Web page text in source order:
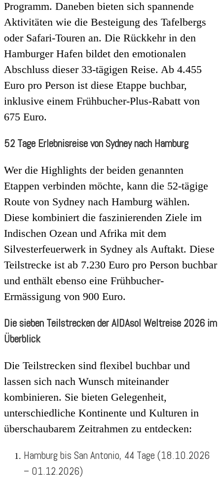
Programm. Daneben bieten sich spannende
Aktivitäten wie die Besteigung des Tafelbergs
oder Safari-Touren an. Die Rückkehr in den
Hamburger Hafen bildet den emotionalen
Abschluss dieser 33-tägigen Reise. Ab 4.455
Euro pro Person ist diese Etappe buchbar,
inklusive einem Frühbucher-Plus-Rabatt von
675 Euro.
52 Tage Erlebnisreise von Sydney nach Hamburg
Wer die Highlights der beiden genannten
Etappen verbinden möchte, kann die 52-tägige
Route von Sydney nach Hamburg wählen.
Diese kombiniert die faszinierenden Ziele im
Indischen Ozean und Afrika mit dem
Silvesterfeuerwerk in Sydney als Auftakt. Diese
Teilstrecke ist ab 7.230 Euro pro Person buchbar
und enthält ebenso eine Frühbucher-
Ermässigung von 900 Euro.
Die sieben Teilstrecken der AIDAsol Weltreise 2026 im
Überblick
Die Teilstrecken sind flexibel buchbar und
lassen sich nach Wunsch miteinander
kombinieren. Sie bieten Gelegenheit,
unterschiedliche Kontinente und Kulturen in
überschaubarem Zeitrahmen zu entdecken:
Hamburg bis San Antonio, 44 Tage (18.10.2026
– 01.12.2026)